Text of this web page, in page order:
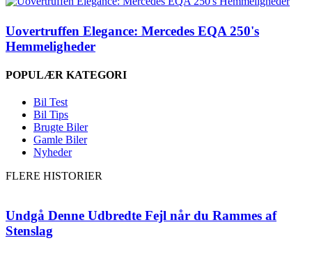
Uovertruffen Elegance: Mercedes EQA 250's
Hemmeligheder
POPULÆR KATEGORI
Bil Test
Bil Tips
Brugte Biler
Gamle Biler
Nyheder
FLERE HISTORIER
Undgå Denne Udbredte Fejl når du Rammes af
Stenslag